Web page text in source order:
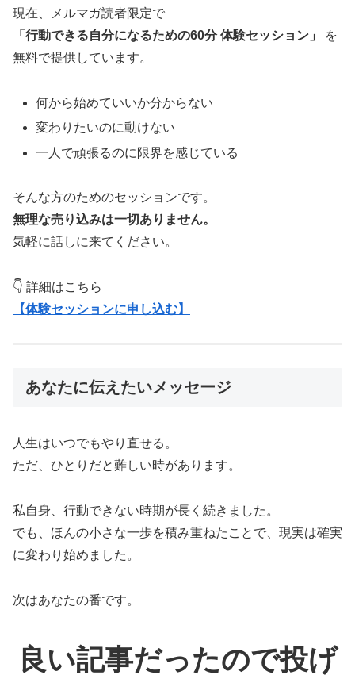
現在、メルマガ読者限定で
「行動できる自分になるための60分 体験セッション」
を
無料で提供しています。
何から始めていいか分からない
変わりたいのに動けない
一人で頑張るのに限界を感じている
そんな方のためのセッションです。
無理な売り込みは一切ありません。
気軽に話しに来てください。
👇 詳細はこちら
【体験セッションに申し込む】
あなたに伝えたいメッセージ
人生はいつでもやり直せる。
ただ、ひとりだと難しい時があります。
私自身、行動できない時期が長く続きました。
でも、ほんの小さな一歩を積み重ねたことで、現実は確実
に変わり始めました。
次はあなたの番です。
良い記事だったので投げ